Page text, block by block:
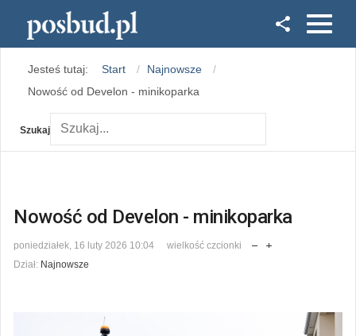
Instagram
Jesteś tutaj: Start
Najnowsze
Nowość od Develon - minikoparka
Szukaj
Nowość od Develon - minikoparka
poniedziałek, 16 luty 2026 10:04
wielkość czcionki
Dział: Najnowsze